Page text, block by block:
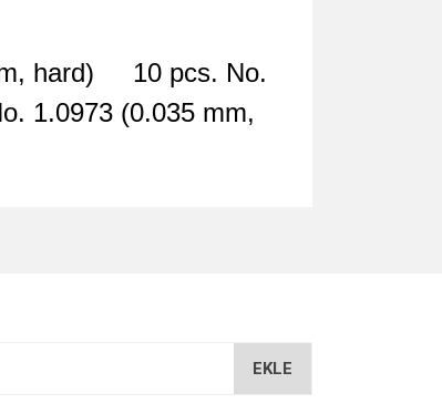
hard) 10 pcs. No.
1.0973 (0.035 mm,
EKLE